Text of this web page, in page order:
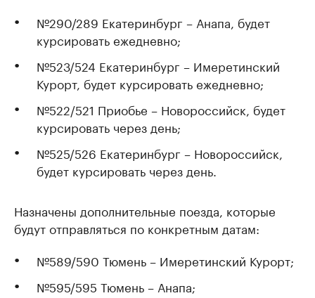
№290/289 Екатеринбург – Анапа, будет
курсировать ежедневно;
№523/524 Екатеринбург – Имеретинский
Курорт, будет курсировать ежедневно;
№522/521 Приобье – Новороссийск, будет
курсировать через день;
№525/526 Екатеринбург – Новороссийск,
будет курсировать через день.
Назначены дополнительные поезда, которые
будут отправляться по конкретным датам:
№589/590 Тюмень – Имеретинский Курорт;
№595/595 Тюмень – Анапа;